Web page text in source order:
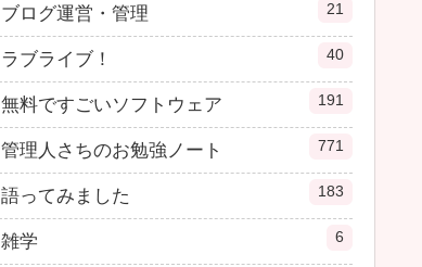
ブログ運営・管理 21
ラブライブ！ 40
無料ですごいソフトウェア 191
管理人さちのお勉強ノート 771
語ってみました 183
雑学 6